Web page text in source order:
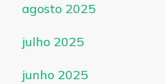
agosto 2025
julho 2025
junho 2025